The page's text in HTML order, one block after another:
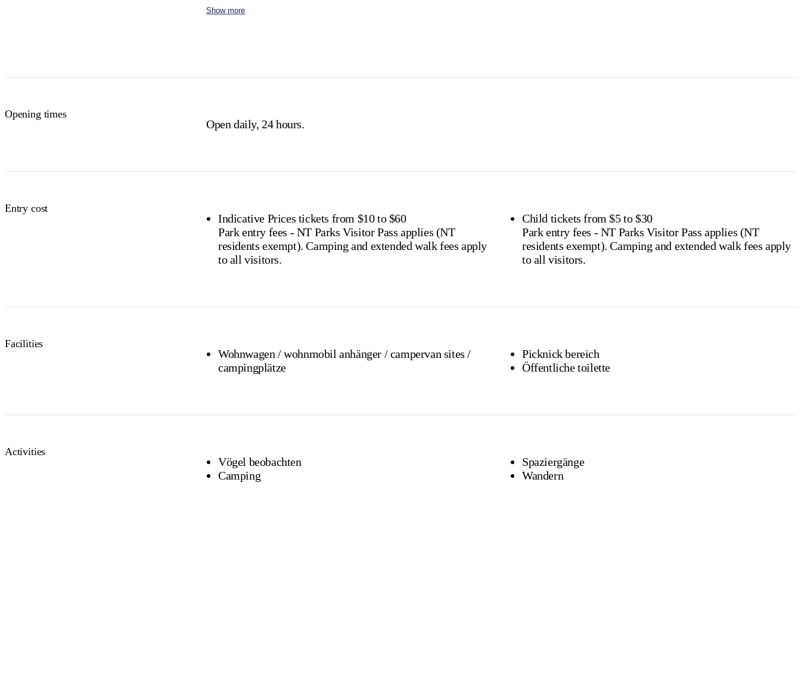
Show more
Opening times
Open daily, 24 hours.
Entry cost
Indicative Prices tickets from $10 to $60
Park entry fees - NT Parks Visitor Pass applies (NT
residents exempt). Camping and extended walk fees apply
to all visitors.
Child tickets from $5 to $30
Park entry fees - NT Parks Visitor Pass applies (NT
residents exempt). Camping and extended walk fees apply
to all visitors.
Facilities
Wohnwagen / wohnmobil anhänger / campervan sites /
campingplätze
Picknick bereich
Öffentliche toilette
Activities
Vögel beobachten
Camping
Spaziergänge
Wandern